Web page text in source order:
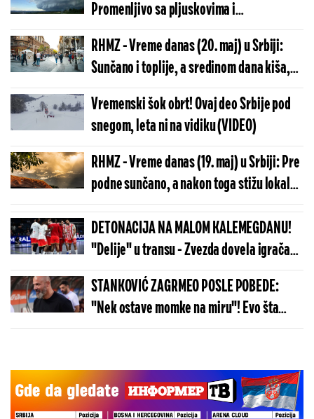
Promenljivo sa pljuskovima i
grmljavinom, temperatura do 26 stepeni
RHMZ - Vreme danas (20. maj) u Srbiji:
Sunčano i toplije, a sredinom dana kiša,
temperature do 25 stepeni
Vremenski šok obrt! Ovaj deo Srbije pod
snegom, leta ni na vidiku (VIDEO)
RHMZ - Vreme danas (19. maj) u Srbiji: Pre
podne sunčano, a nakon toga stižu lokalni
pljuskovi, temperature do 23 stepena
DETONACIJA NA MALOM KALEMEGDANU!
"Delije" u transu - Zvezda dovela igrača
Real Madrida!
STANKOVIĆ ZAGRMEO POSLE POBEDE:
"Nek ostave momke na miru"! Evo šta
kaže o isključenju golmana!